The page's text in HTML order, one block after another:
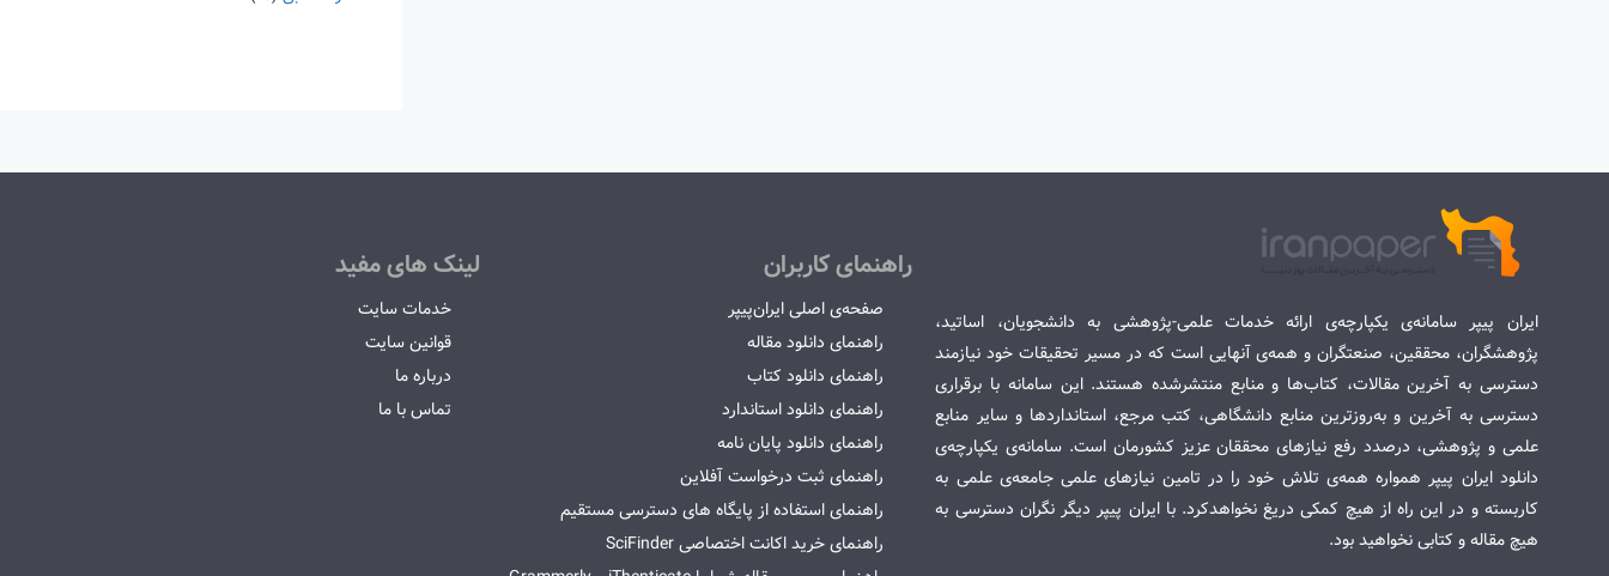
ایران پیپر سامانه‌ی یکپارچه‌ی ارائه خدمات علمی-پژوهشی به دانشجویان، اساتید،
پژوهشگران، محققین، صنعتگران و همه‌ی آنهایی است که در مسیر تحقیقات خود نیازمند
دسترسی به آخرین مقالات، کتاب‌ها و منابع منتشرشده هستند. این سامانه با برقراری
دسترسی به آخرین و به‌روزترین منابع دانشگاهی، کتب مرجع، استانداردها و سایر منابع
علمی و پژوهشی، درصدد رفع نیازهای محققان عزیز کشورمان است. سامانه‌ی یکپارچه‌ی
دانلود ایران پیپر همواره همه‌ی تلاش خود را در تامین نیازهای علمی جامعه‌ی علمی به
کاربسته و در این راه از هیچ کمکی دریغ نخواهدکرد. با ایران پیپر دیگر نگران دسترسی به
هیچ مقاله و کتابی نخواهید بود.
راهنمای کاربران
صفحه‌ی اصلی ایران‌پیپر
راهنمای دانلود مقاله
راهنمای دانلود کتاب
راهنمای دانلود استاندارد
راهنمای دانلود پایان نامه
راهنمای ثبت درخواست آفلاین
راهنمای استفاده از پایگاه های دسترسی مستقیم
راهنمای خرید اکانت اختصاصی SciFinder
لینک های مفید
خدمات سایت
قوانین سایت
درباره ما
تماس با ما